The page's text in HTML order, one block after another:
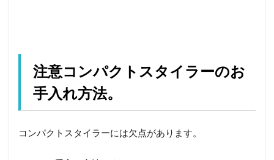
注意コンパクトスタイラーのお
手入れ方法。
コンパクトスタイラーには欠点があります。